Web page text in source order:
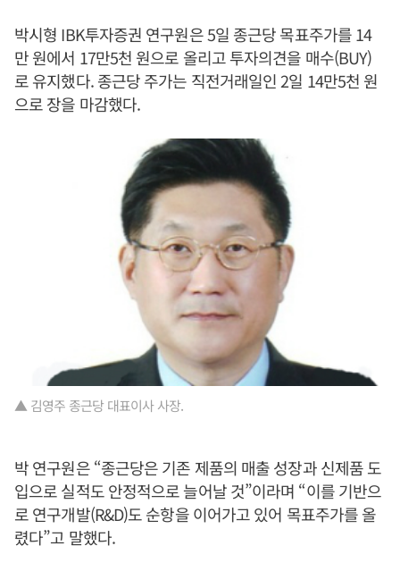
박시형 IBK투자증권 연구원은 5일 종근당 목표주가를 14
만 원에서 17만5천 원으로 올리고 투자의견을 매수(BUY)
로 유지했다. 종근당 주가는 직전거래일인 2일 14만5천 원
으로 장을 마감했다.
▲ 김영주 종근당 대표이사 사장.
박 연구원은 “종근당은 기존 제품의 매출 성장과 신제품 도
입으로 실적도 안정적으로 늘어날 것”이라며 “이를 기반으
로 연구개발(R&D)도 순항을 이어가고 있어 목표주가를 올
렸다”고 말했다.